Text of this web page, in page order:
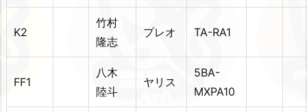
K2
竹村
隆志
プレオ TA-RA1
FF1
八木
陸斗
ヤリス
5BA-
MXPA10